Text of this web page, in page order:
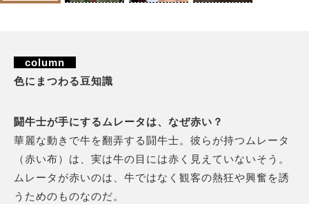
column
色にまつわる豆知識
闘牛士が手にするムレータは、なぜ赤い？
華麗な動きで牛を翻弄する闘牛士。彼らが持つムレータ
（赤い布）は、実は牛の目には赤く見えていないそう。
ムレータが赤いのは、牛ではなく観客の熱狂や興奮を誘
うためのものなのだ。